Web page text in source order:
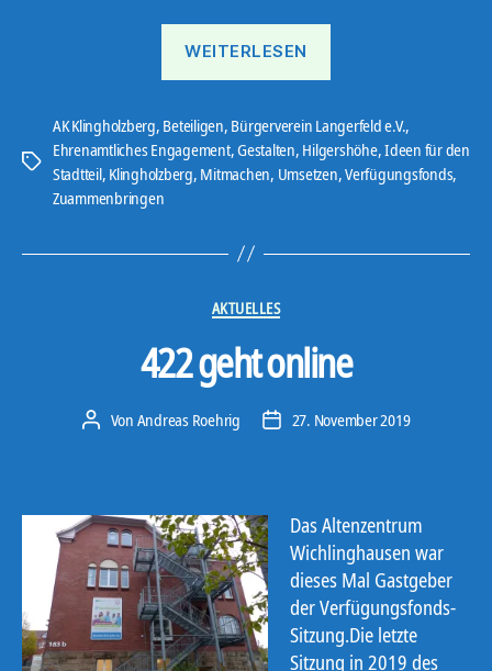
WEITERLESEN
Schlagwörter
AK Klingholzberg, Beteiligen, Bürgerverein Langerfeld e.V.,
Ehrenamtliches Engagement,Gestalten, Hilgershöhe,Ideen für den
Stadtteil, Klingholzberg, Mitmachen, Umsetzen,Verfügungsfonds,
Zuammenbringen
Kategorien
AKTUELLES
422 geht online
Beitragsautor
Von Andreas Roehrig Veröffentlichungsdatum
27. November 2019
Das Altenzentrum
Wichlinghausen war
dieses Mal Gastgeber
der Verfügungsfonds-
Sitzung.Die letzte
Sitzung in 2019 des